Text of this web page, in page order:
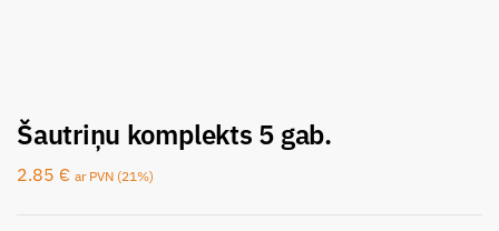
Šautriņu komplekts 5 gab.
2.85 € ar PVN (21%)